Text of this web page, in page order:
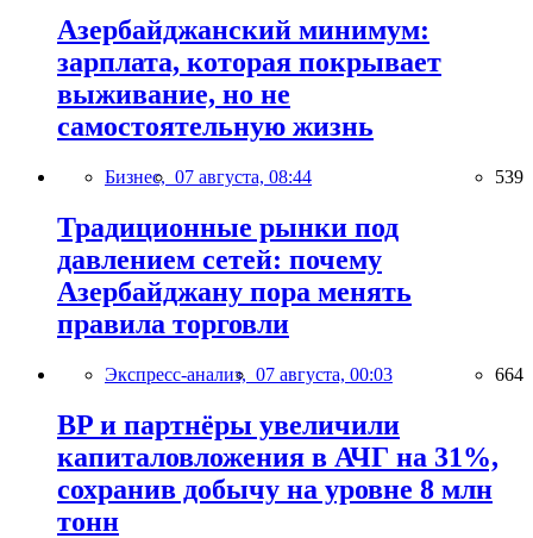
Азербайджанский минимум:
зарплата, которая покрывает
выживание, но не
самостоятельную жизнь
Бизнес, 07 августа, 08:44 539
Традиционные рынки под
давлением сетей: почему
Азербайджану пора менять
правила торговли
Экспресс-анализ, 07 августа, 00:03 664
BP и партнёры увеличили
капиталовложения в АЧГ на 31%,
сохранив добычу на уровне 8 млн
тонн